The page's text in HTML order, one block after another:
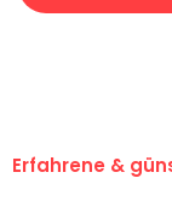
Erfahrene &